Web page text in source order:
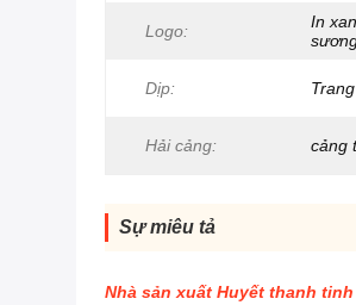
Logo:
In
Dịp:
Hải cảng: cảng
Sự miêu tả
Nhà sản xuất Huyết thanh